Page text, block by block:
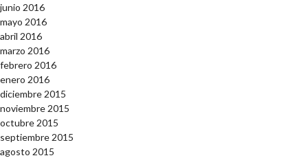
junio 2016
mayo 2016
abril 2016
marzo 2016
febrero 2016
enero 2016
diciembre 2015
noviembre 2015
octubre 2015
septiembre 2015
agosto 2015